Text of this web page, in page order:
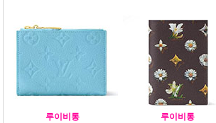
루이비통
루이비통